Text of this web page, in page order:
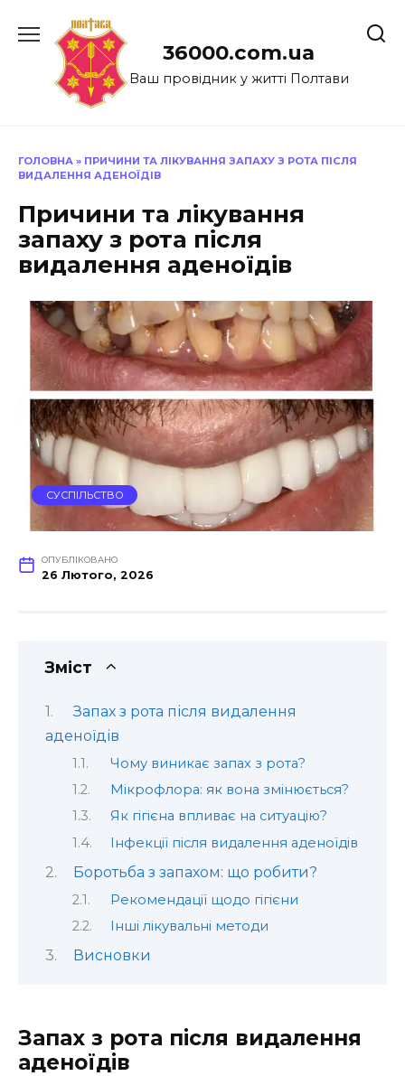
до
36000.com.ua
Ваш провідник у житті Полтави
ГОЛОВНА » ПРИЧИНИ ТА ЛІКУВАННЯ ЗАПАХУ З РОТА ПІСЛЯ
ВИДАЛЕННЯ АДЕНОЇДІВ
Причини та лікування
запаху з рота після
видалення аденоїдів
СУСПІЛЬСТВО
ОПУБЛІКОВАНО
26 Лютого, 2026
Зміст
Запах з рота після видалення
аденоїдів
Чому виникає запах з рота?
Мікрофлора: як вона змінюється?
Як гігієна впливає на ситуацію?
Інфекції після видалення аденоїдів
Боротьба з запахом: що робити?
Рекомендації щодо гігієни
Інші лікувальні методи
Висновки
Запах з рота після видалення
аденоїдів